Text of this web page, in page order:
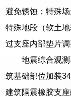
避免锈蚀；特殊
特殊地段（软土
过支座内部垫片
地震综合观
筑基础部位加装
建筑隔震橡胶支